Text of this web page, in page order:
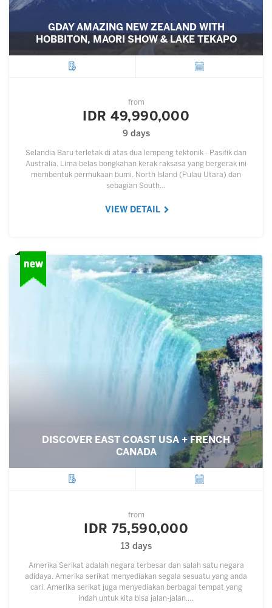
GDAY AMAZING NEW ZEALAND WITH
HOBBITON, MAORI SHOW & LAKE TEKAPO
from
IDR 49,990,000
9 days
Selandia Baru terletak di atas dua lempeng tektonik - Pasifik dan
Australia. Lima belas bongkahan kerak raksasa yang bergerak ini
membentuk permukaan bumi. North Island (Pulau Utara) dan
sebagian South…
VIEW DETAIL
DISCOVER EAST COAST USA + FRENCH
CANADA
from
IDR 75,590,000
13 days
Amerika Serikat adalah negara terbesar dan salah satu negara
adidaya. Amerika serikat menyediakan segala sesuatu yang anda
cari. Amerika serikat juga menyediakan berbagai tempat yang
indah untuk kita bisa jalan-jalan.…